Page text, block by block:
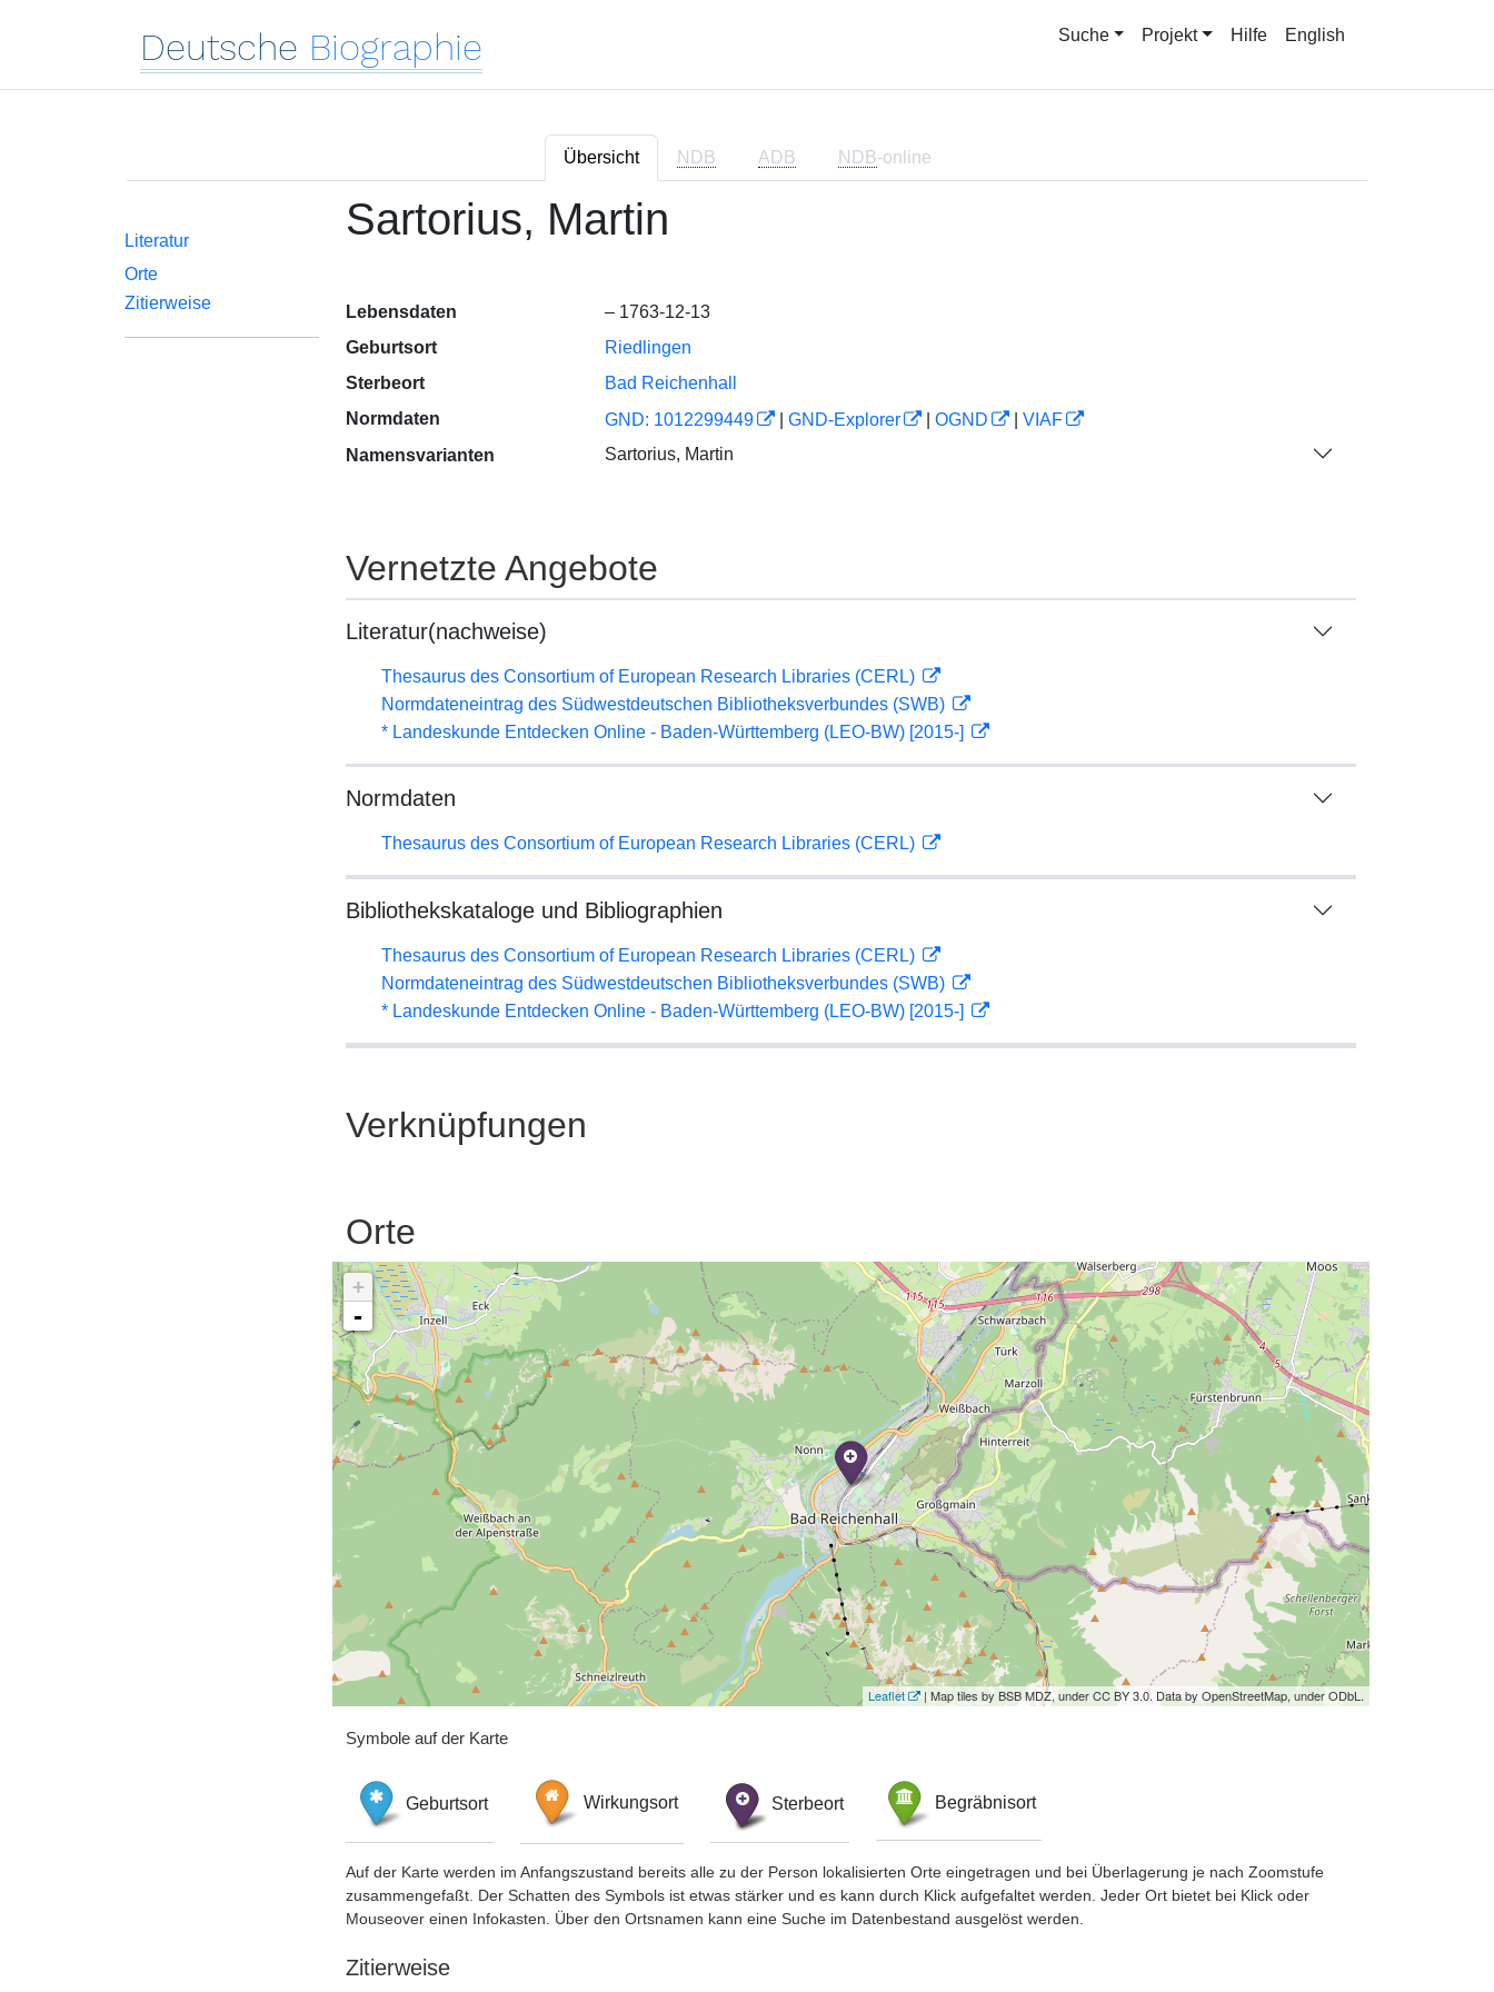
Deutsche Biographie Suche Projekt Hilfe English
Übersicht NDB ADB NDB-online
Literatur
Orte
Zitierweise
Sartorius, Martin
Lebensdaten
– 1763-12-13
Geburtsort
Riedlingen
Sterbeort
Bad Reichenhall
Normdaten
GND: 1012299449 GND-Explorer OGND
VIAF
Namensvarianten
Sartorius, Martin
Vernetzte Angebote
Literatur(nachweise)
Thesaurus des Consortium of European Research Libraries (CERL)
Normdateneintrag des Südwestdeutschen Bibliotheksverbundes (SWB)
* Landeskunde Entdecken Online - Baden-Württemberg (LEO-BW) [2015-]
Normdaten
Thesaurus des Consortium of European Research Libraries (CERL)
Bibliothekskataloge und Bibliographien
Thesaurus des Consortium of European Research Libraries (CERL)
Normdateneintrag des Südwestdeutschen Bibliotheksverbundes (SWB)
* Landeskunde Entdecken Online - Baden-Württemberg (LEO-BW) [2015-]
Verknüpfungen
Orte
+
-
Leaflet | Map tiles by BSB MDZ, under CC BY 3.0. Data by OpenStreetMap, under ODbL.
Symbole auf der Karte
Geburtsort Wirkungsort Sterbeort Begräbnisort
Auf der Karte werden im Anfangszustand bereits alle zu der Person lokalisierten Orte eingetragen und bei Überlagerung je nach Zoomstufe
zusammengefaßt. Der Schatten des Symbols ist etwas stärker und es kann durch Klick aufgefaltet werden. Jeder Ort bietet bei Klick oder
Mouseover einen Infokasten. Über den Ortsnamen kann eine Suche im Datenbestand ausgelöst werden.
Zitierweise